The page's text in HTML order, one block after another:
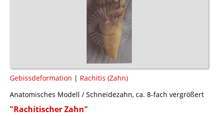
Gebissdeformation | Rachitis (Zahn)
Anatomisches Modell / Schneidezahn, ca. 8-fach vergrößert
"Rachitischer Zahn"